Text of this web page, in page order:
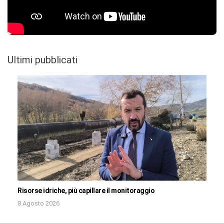
Ultimi pubblicati
Risorse idriche, più capillare il monitoraggio
8 Agosto 2026